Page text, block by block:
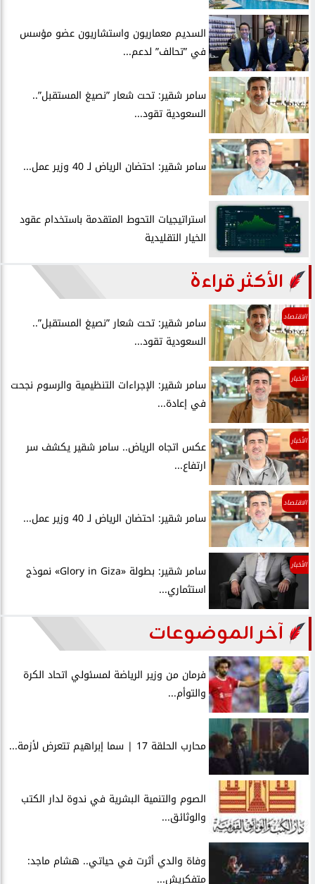
السديم معماريون واستشاريون عضو مؤسس
في ”تحالف” لدعم...
سامر شقير: تحت شعار ”نصيغ المستقبل”..
السعودية تقود...
سامر شقير: احتضان الرياض لـ 40 وزير عمل...
استراتيجيات التحوط المتقدمة باستخدام عقود
الخيار التقليدية
الأكثر قراءة
الاقتصاد
سامر شقير: تحت شعار ”نصيغ المستقبل”..
السعودية تقود...
الأخبار
سامر شقير: الإجراءات التنظيمية والرسوم نجحت
في إعادة...
الأخبار
عكس اتجاه الرياض.. سامر شقير يكشف سر
ارتفاع...
الاقتصاد
سامر شقير: احتضان الرياض لـ 40 وزير عمل...
الأخبار
سامر شقير: بطولة «Glory in Giza» نموذج
استثماري...
آخر الموضوعات
فرمان من وزير الرياضة لمسئولي اتحاد الكرة
والتوأم...
محارب الحلقة 17 | سما إبراهيم تتعرض لأزمة...
الصوم والتنمية البشرية في ندوة لدار الكتب
والوثائق...
وفاة والدي أثرت في حياتي.. هشام ماجد:
متفكريش...